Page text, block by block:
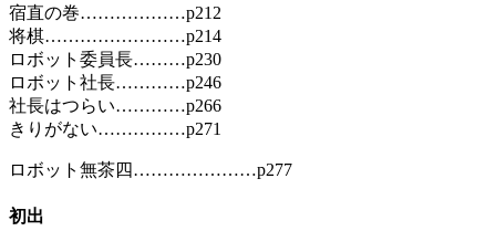
宿直の巻………………p212
将棋……………………p214
ロボット委員長………p230
ロボット社長…………p246
社長はつらい…………p266
きりがない……………p271
ロボット無茶四…………………p277
初出